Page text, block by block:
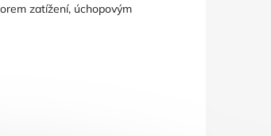
zatížení, úchopovým